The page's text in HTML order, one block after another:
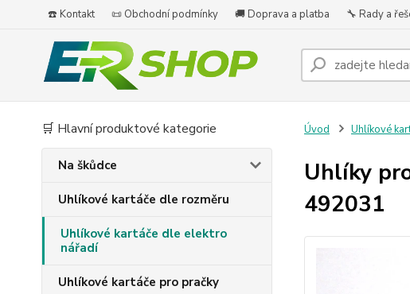
☎️ Kontakt 📜 Obchodní podmínky 🚚 Doprava a platba 🔧 Rady a
🛒 Hlavní produktové kategorie
Na škůdce
Uhlíkové kartáče dle rozměru
Uhlíkové kartáče dle elektro
nářadí
Uhlíkové kartáče pro pračky
Úvod Uhlíkové
Uhlíky
492031